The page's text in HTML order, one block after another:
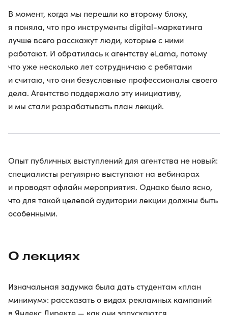
В момент, когда мы перешли ко второму блоку,
я поняла, что про инструменты digital-маркетинга
лучше всего расскажут люди, которые с ними
работают. И обратилась к агентству eLama, потому
что уже несколько лет сотрудничаю с ребятами
и считаю, что они безусловные профессионалы своего
дела. Агентство поддержало эту инициативу,
и мы стали разрабатывать план лекций.
Опыт публичных выступлений для агентства не новый:
специалисты регулярно выступают на вебинарах
и проводят офлайн мероприятия. Однако было ясно,
что для такой целевой аудитории лекции должны быть
особенными.
О лекциях
Изначальная задумка была дать студентам «план
минимум»: рассказать о видах рекламных кампаний
в Яндекс Директе — как они запускаются